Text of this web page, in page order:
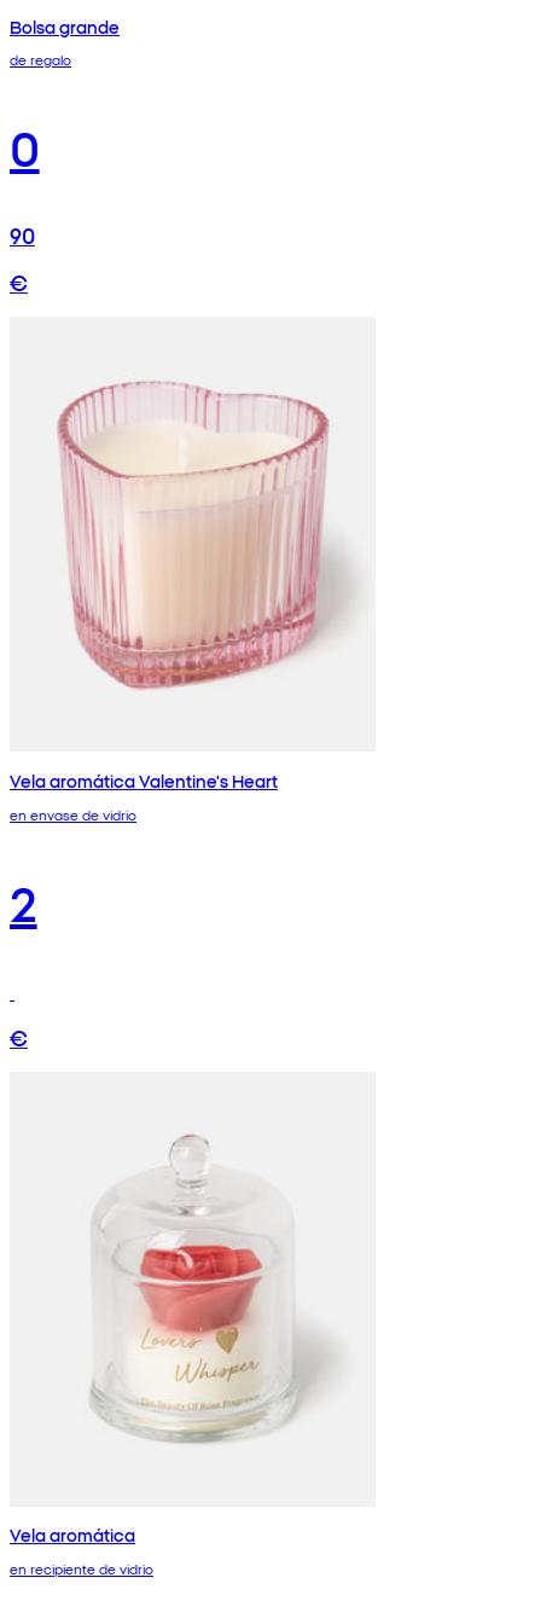
Bolsa grande
de regalo
0
90
€
Vela aromática Valentine's Heart
en envase de vidrio
2
€
Vela aromática
en recipiente de vidrio